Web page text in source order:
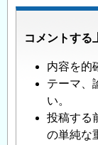
コメントする
内容を的
テーマ、
い。
投稿する
の単純な